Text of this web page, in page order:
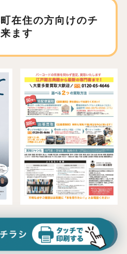
在住の方向けのチ
ます